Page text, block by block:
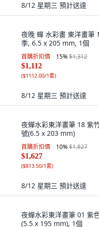
8/12 星期三 預計送達
夜晚 蟬 水彩畫 東洋畫筆
季, 6.5 x 205 mm, 1個
首購折扣價 15%$1,312
$1,112
($1112.00/1套)
8/12 星期三 預計送達
夜蟬水彩東洋畫筆 18 紫
號(6.5 x 203 mm)
首購折扣價 10%$1,827
$1,627
($813.50/1套)
8/12 星期三 預計送達
夜蟬水彩東洋畫筆 01 紫
(5.5 x 195 mm), 1個